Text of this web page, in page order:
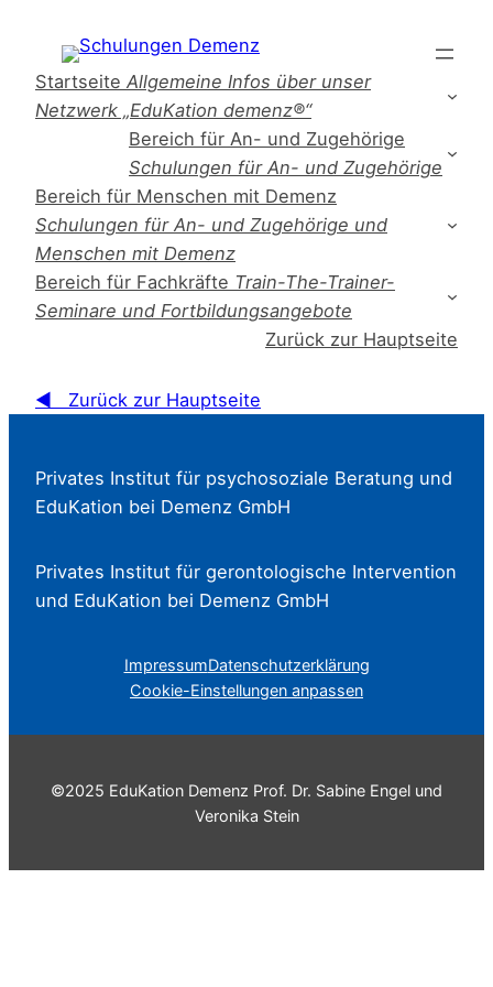
Startseite Allgemeine Infos über unser
Netzwerk „EduKation demenz®“
Bereich für An- und Zugehörige
Schulungen für An- und Zugehörige
Bereich für Menschen mit Demenz
Schulungen für An- und Zugehörige und
Menschen mit Demenz
Bereich für Fachkräfte Train-The-Trainer-
Seminare und Fortbildungsangebote
Zurück zur Hauptseite
◀ Zurück zur Hauptseite
Privates Institut für psychosoziale Beratung und
EduKation bei Demenz GmbH
Privates Institut für gerontologische Intervention
und EduKation bei Demenz GmbH
ImpressumDatenschutzerklärung
Cookie-Einstellungen anpassen
©2025 EduKation Demenz Prof. Dr. Sabine Engel und
Veronika Stein